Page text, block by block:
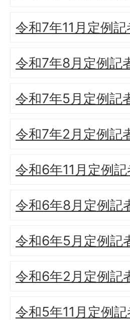
令和7年11月定例
令和7年8月定例記
令和7年5月定例記
令和7年2月定例記
令和6年11月定例
令和6年8月定例記
令和6年5月定例記
令和6年2月定例記
令和5年11月定例